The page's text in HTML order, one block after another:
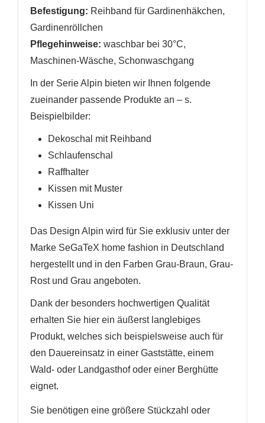
Befestigung: Reihband für Gardinenhäkchen,
Gardinenröllchen
Pflegehinweise: waschbar bei 30°C,
Maschinen-Wäsche, Schonwaschgang
In der Serie Alpin bieten wir Ihnen folgende
zueinander passende Produkte an – s.
Beispielbilder:
Dekoschal mit Reihband
Schlaufenschal
Raffhalter
Kissen mit Muster
Kissen Uni
Das Design Alpin wird für Sie exklusiv unter der
Marke SeGaTeX home fashion in Deutschland
hergestellt und in den Farben Grau-Braun, Grau-
Rost und Grau angeboten.
Dank der besonders hochwertigen Qualität
erhalten Sie hier ein äußerst langlebiges
Produkt, welches sich beispielsweise auch für
den Dauereinsatz in einer Gaststätte, einem
Wald- oder Landgasthof oder einer Berghütte
eignet.
Sie benötigen eine größere Stückzahl oder